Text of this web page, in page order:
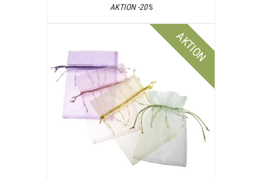
AKTION -20%
AKTION